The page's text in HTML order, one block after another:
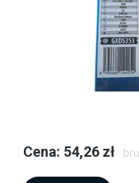
Cena: 54,26 zł